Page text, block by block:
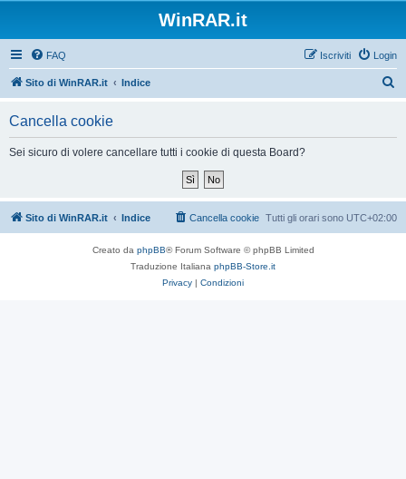
WinRAR.it
FAQ Login
Iscriviti
Sito di WinRAR.it Indice
Cancella cookie
Sei sicuro di volere cancellare tutti i cookie di questa Board?
Sito di WinRAR.it Indice Tutti gli orari sono UTC+02:00
Cancella cookie
Creato da phpBB® Forum Software © phpBB Limited
Traduzione Italiana phpBB-Store.it
Privacy | Condizioni